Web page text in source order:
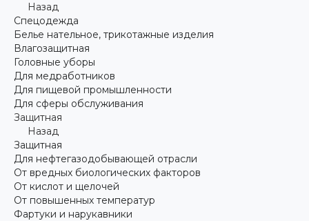
Назад
Спецодежда
Белье нательное, трикотажные изделия
Влагозащитная
Головные уборы
Для медработников
Для пищевой промышленности
Для сферы обслуживания
Защитная
Назад
Защитная
Для нефтегазодобывающей отрасли
От вредных биологических факторов
От кислот и щелочей
От повышенных температур
Фартуки и нарукавники